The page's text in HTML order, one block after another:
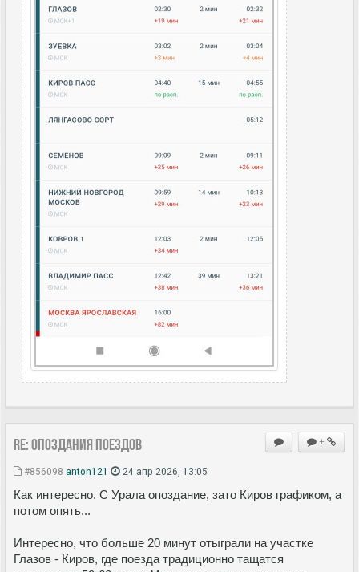
+
Re: Опоздания поездов
#856098 anton121 24 апр 2026, 13:05
Как интересно. С Урала опоздание, зато Киров графиком, а
потом опять...
Интересно, что больше 20 минут отыграли на участке
Глазов - Киров, где поезда традиционно тащатся